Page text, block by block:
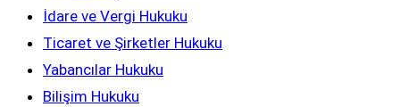
İdare ve Vergi Hukuku
Ticaret ve Şirketler Hukuku
Yabancılar Hukuku
Bilişim Hukuku